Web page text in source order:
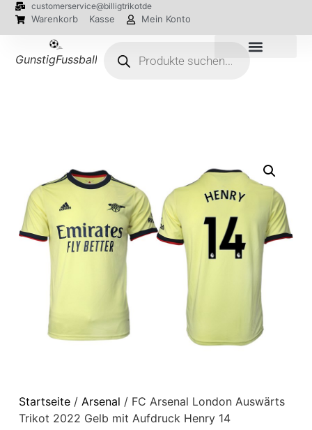
customerservice@billigtrikotde
Warenkorb Kasse Mein Konto
GunstigFussballTrikot
Startseite/ Arsenal / FC Arsenal London Auswärts
Trikot 2022 Gelb mit Aufdruck Henry 14